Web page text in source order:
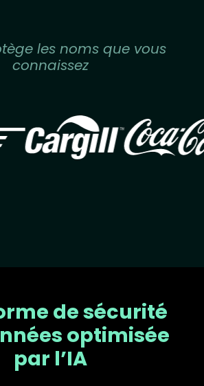
les noms que vous
connaissez
Image
de sécurité
optimisée
par l’IA